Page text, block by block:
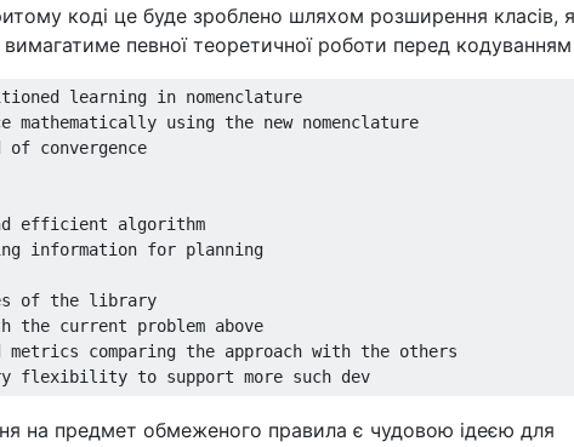
коді це буде зроблено шляхом розширення класів,
певної теоретичної роботи перед
learning in nomenclature
mathematically using the new nomenclature
of convergence
efficient algorithm
information for planning
of the library
the current problem above
metrics comparing the approach with the others
на предмет обмеженого правила є чудовою ідеєю для